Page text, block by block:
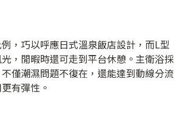
，巧以呼應日式溫泉飯店設計，而L型
，閒暇時還可走到平台休憩。主衛浴採
僅潮濕問題不復在，還能達到動線分流
有彈性。